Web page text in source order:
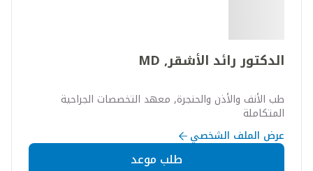
الدكتور رائد الأشقر, MD
طب الأنف والأذن والحنجرة, معهد التخصصات الجراحية
المتكاملة
عرض الملف الشخصي
طلب موعد